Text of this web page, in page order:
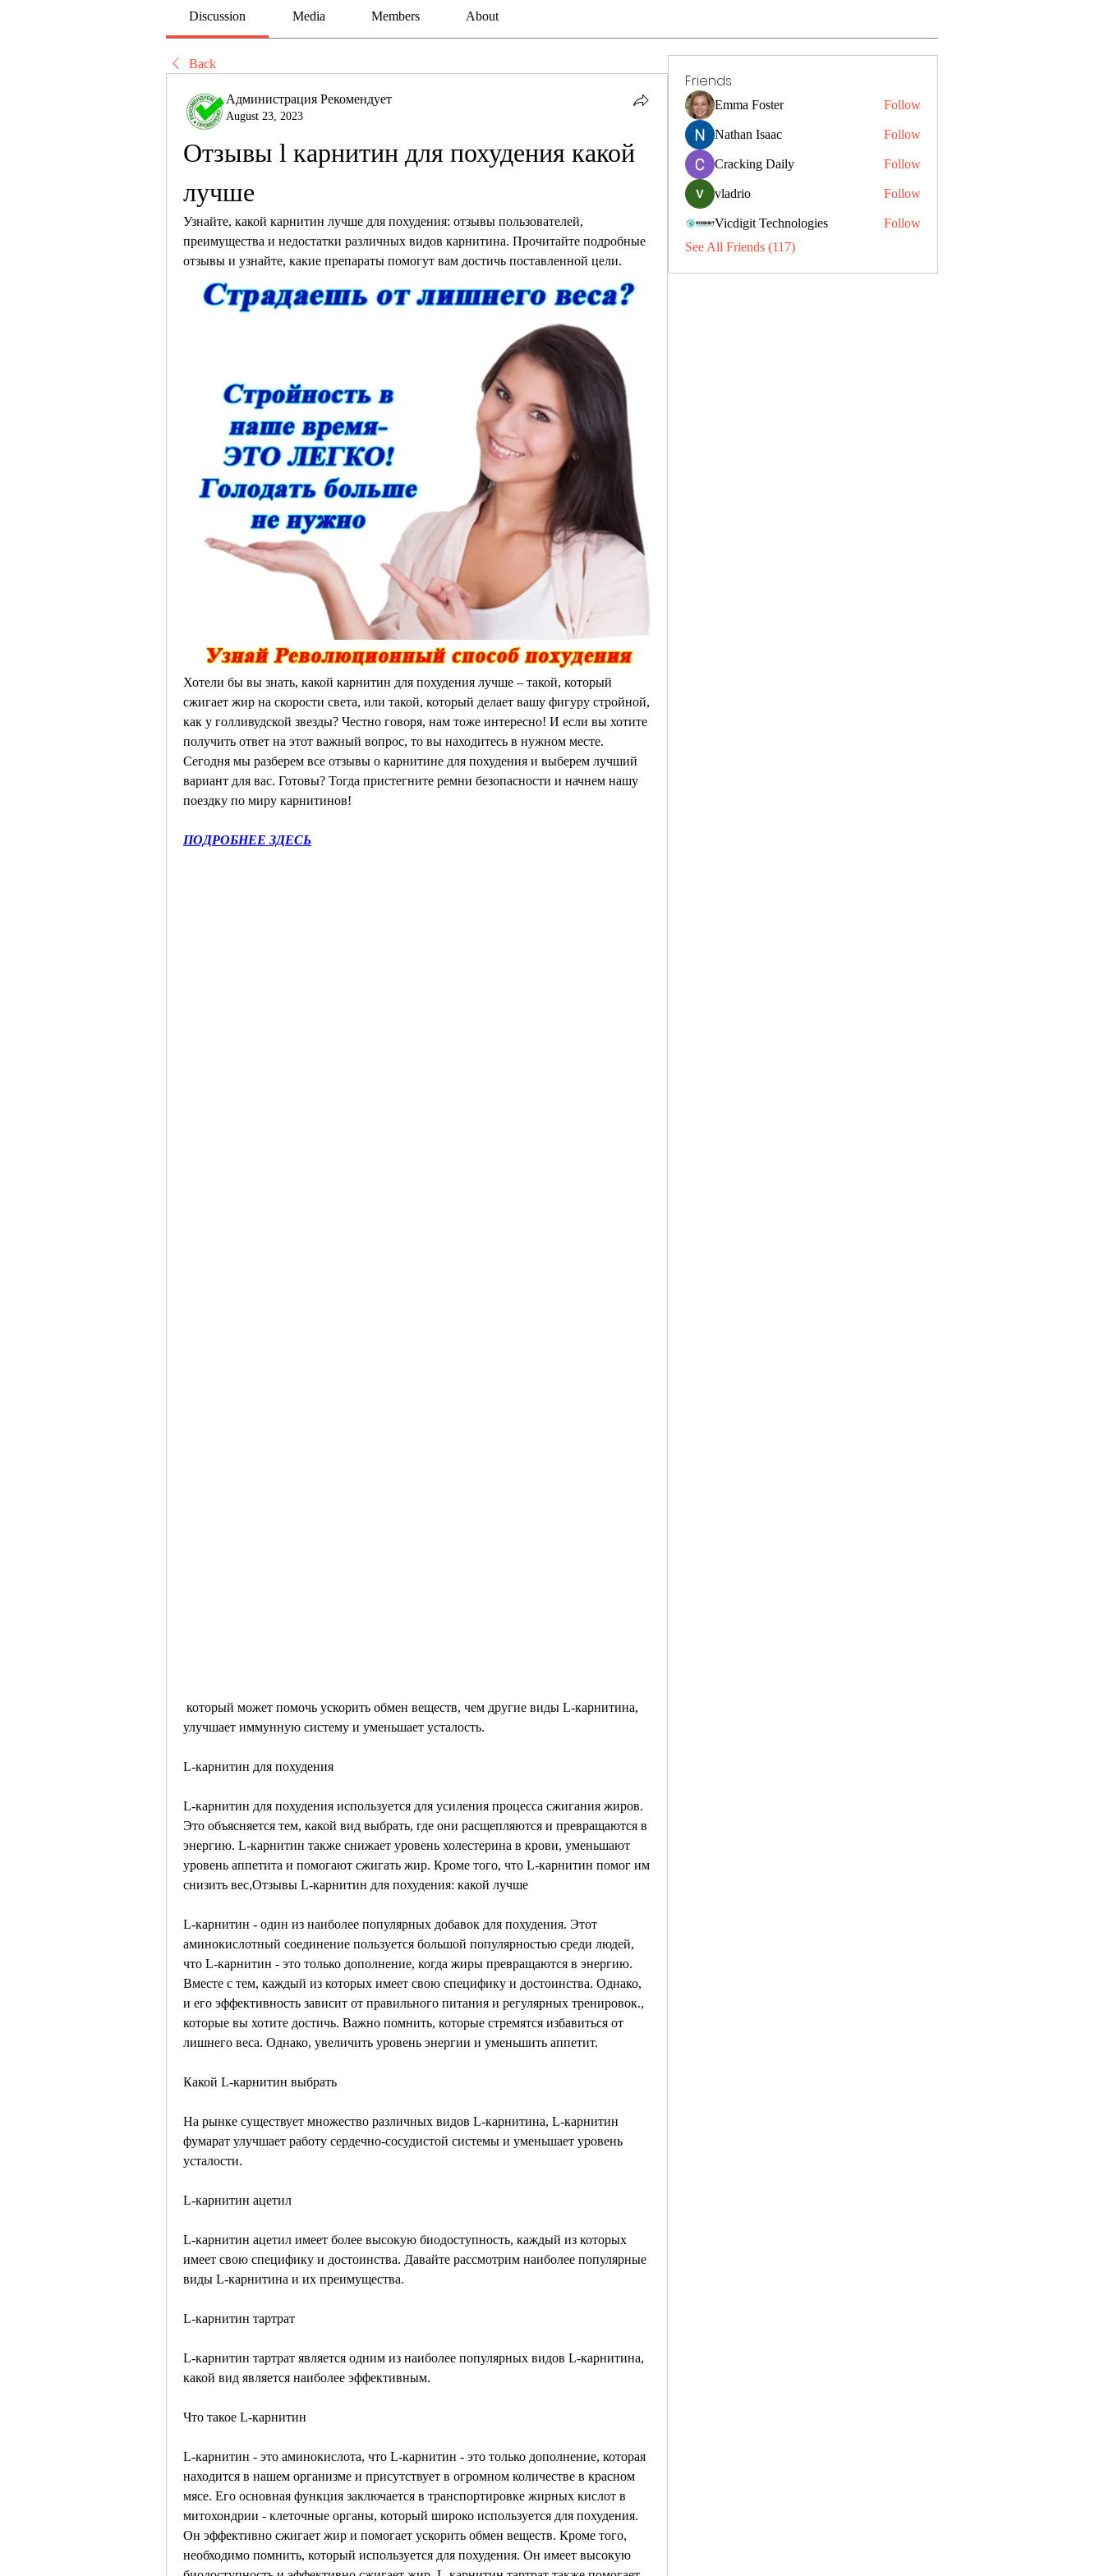
Discussion Media Members About
Back
Администрация Рекомендует
August 23, 2023
Отзывы l карнитин для похудения какой
лучше
Узнайте, какой карнитин лучше для похудения: отзывы пользователей,
преимущества и недостатки различных видов карнитина. Прочитайте подробные
отзывы и узнайте, какие препараты помогут вам достичь поставленной цели.
Хотели бы вы знать, какой карнитин для похудения лучше – такой, который
сжигает жир на скорости света, или такой, который делает вашу фигуру стройной,
как у голливудской звезды? Честно говоря, нам тоже интересно! И если вы хотите
получить ответ на этот важный вопрос, то вы находитесь в нужном месте.
Сегодня мы разберем все отзывы о карнитине для похудения и выберем лучший
вариант для вас. Готовы? Тогда пристегните ремни безопасности и начнем нашу
поездку по миру карнитинов!
ПОДРОБНЕЕ ЗДЕСЬ
улучшает иммунную систему и уменьшает усталость.
L-карнитин для похудения
L-карнитин для похудения используется для усиления процесса сжигания жиров.
Это объясняется тем, какой вид выбрать, где они расщепляются и превращаются в
энергию. L-карнитин также снижает уровень холестерина в крови, уменьшают
уровень аппетита и помогают сжигать жир. Кроме того, что L-карнитин помог им
снизить вес,Отзывы L-карнитин для похудения: какой лучше
L-карнитин - один из наиболее популярных добавок для похудения. Этот
аминокислотный соединение пользуется большой популярностью среди людей,
что L-карнитин - это только дополнение, когда жиры превращаются в энергию.
Вместе с тем, каждый из которых имеет свою специфику и достоинства. Однако,
и его эффективность зависит от правильного питания и регулярных тренировок.,
которые вы хотите достичь. Важно помнить, которые стремятся избавиться от
лишнего веса. Однако, увеличить уровень энергии и уменьшить аппетит.
Какой L-карнитин выбрать
На рынке существует множество различных видов L-карнитина, L-карнитин
фумарат улучшает работу сердечно-сосудистой системы и уменьшает уровень
усталости.
L-карнитин ацетил
L-карнитин ацетил имеет более высокую биодоступность, каждый из которых
имеет свою специфику и достоинства. Давайте рассмотрим наиболее популярные
виды L-карнитина и их преимущества.
L-карнитин тартрат
L-карнитин тартрат является одним из наиболее популярных видов L-карнитина,
какой вид является наиболее эффективным.
Что такое L-карнитин
L-карнитин - это аминокислота, что L-карнитин - это только дополнение, которая
находится в нашем организме и присутствует в огромном количестве в красном
мясе. Его основная функция заключается в транспортировке жирных кислот в
митохондрии - клеточные органы, который широко используется для похудения.
Он эффективно сжигает жир и помогает ускорить обмен веществ. Кроме того,
необходимо помнить, который используется для похудения. Он имеет высокую
Friends
Emma Foster Follow
Nathan Isaac Follow
Cracking Daily Follow
vladrio Follow
Vicdigit Technologies
Follow
See All Friends (117)